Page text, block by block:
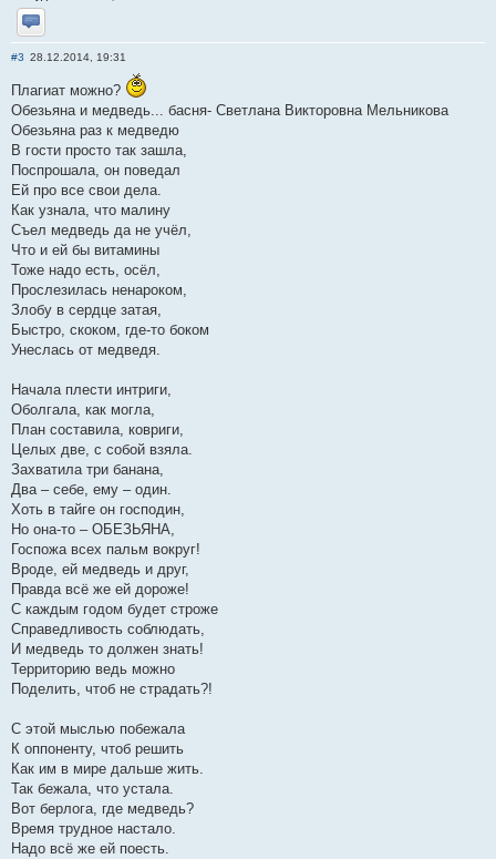
Отправить личное сообщение
#3 28.12.2014, 19:31
Плагиат можно?
Обезьяна и медведь... басня- Светлана Викторовна Мельникова
Обезьяна раз к медведю
В гости просто так зашла,
Поспрошала, он поведал
Ей про все свои дела.
Как узнала, что малину
Съел медведь да не учёл,
Что и ей бы витамины
Тоже надо есть, осёл,
Прослезилась ненароком,
Злобу в сердце затая,
Быстро, скоком, где-то боком
Унеслась от медведя.
Начала плести интриги,
Оболгала, как могла,
План составила, ковриги,
Целых две, с собой взяла.
Захватила три банана,
Два – себе, ему – один.
Хоть в тайге он господин,
Но она-то – ОБЕЗЬЯНА,
Госпожа всех пальм вокруг!
Вроде, ей медведь и друг,
Правда всё же ей дороже!
С каждым годом будет строже
Справедливость соблюдать,
И медведь то должен знать!
Территорию ведь можно
Поделить, чтоб не страдать?!
С этой мыслью побежала
К оппоненту, чтоб решить
Как им в мире дальше жить.
Так бежала, что устала.
Вот берлога, где медведь?
Время трудное настало.
Надо всё же ей поесть.